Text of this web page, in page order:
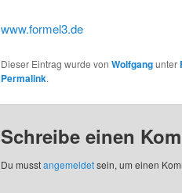
www.formel3.de
Dieser Eintrag wurde von Wolfgangunter
Permalink.
Schreibe einen
Du musstangemeldetsein, um einen